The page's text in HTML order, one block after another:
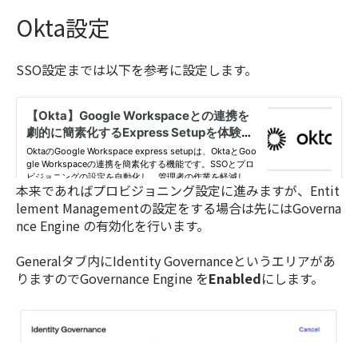
Okta設定
SSO設定までは以下を参考に設定します。
本来であればプロビジョニング設定に進みますが、Entit
lement Managementの設定をする場合は先にはGoverna
nce Engine の有効化を行います。
Generalタブ内にIdentity Governanceというエリアがあ
りますのでGovernance Engine をEnabledにします。